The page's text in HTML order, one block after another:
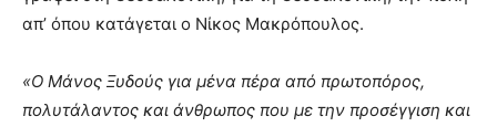
απ’ όπου κατάγεται ο Νίκος Μακρόπουλος.
«Ο Μάνος Ξυδούς για μένα πέρα από πρωτοπόρος,
πολυτάλαντος και άνθρωπος που με την προσέγγιση και